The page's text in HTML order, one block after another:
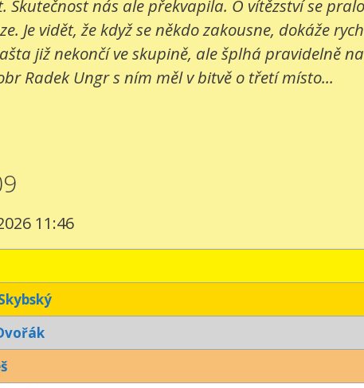
Skutečnost nás ale překvapila. O vítězství se
Je vidět, že když se někdo zakousne, dokáže
již nekončí ve skupině, ale šplhá pravidelně
Radek Ungr s ním měl v bitvě o třetí místo...
11:46